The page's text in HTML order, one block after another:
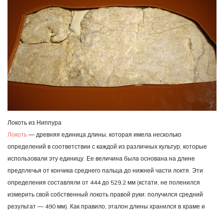
Локоть из Ниппура
Локоть — древняя единица длины, которая имела несколько
определений в соответствии с каждой из различных культур, которые
использовали эту единицу. Ее величина была основана на длине
предплечья от кончика среднего пальца до нижней части локтя. Эти
определения составляли от 444 до 529,2 мм (кстати, не поленился
измерить свой собственный локоть правой руки: получился средний
результат — 490 мм). Как правило, эталон длины хранился в храме и